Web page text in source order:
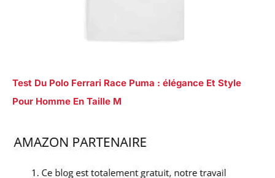
Test Du Polo Ferrari Race Puma : élégance Et Style
Pour Homme En Taille M